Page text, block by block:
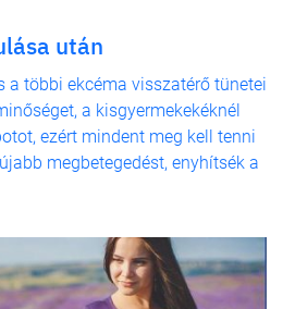
után
a többi ekcéma visszatérő tünetei
a kisgyermekekéknél
ezért mindent meg kell tenni
megbetegedést, enyhítsék a